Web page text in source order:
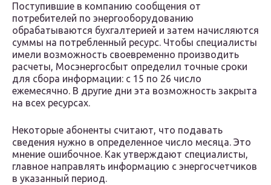
Поступившие в компанию сообщения от
потребителей по энергооборудованию
обрабатываются бухгалтерией и затем начисляются
суммы на потребленный ресурс. Чтобы специалисты
имели возможность своевременно производить
расчеты, Мосэнергосбыт определил точные сроки
для сбора информации: с 15 по 26 число
ежемесячно. В другие дни эта возможность закрыта
на всех ресурсах.
Некоторые абоненты считают, что подавать
сведения нужно в определенное число месяца. Это
мнение ошибочное. Как утверждают специалисты,
главное направлять информацию с энергосчетчиков
в указанный период.